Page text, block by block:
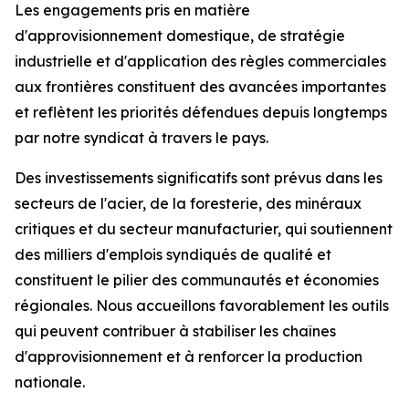
Les engagements pris en matière
d'approvisionnement domestique, de stratégie
industrielle et d'application des règles commerciales
aux frontières constituent des avancées importantes
et reflètent les priorités défendues depuis longtemps
par notre syndicat à travers le pays.
Des investissements significatifs sont prévus dans les
secteurs de l'acier, de la foresterie, des minéraux
critiques et du secteur manufacturier, qui soutiennent
des milliers d'emplois syndiqués de qualité et
constituent le pilier des communautés et économies
régionales. Nous accueillons favorablement les outils
qui peuvent contribuer à stabiliser les chaînes
d'approvisionnement et à renforcer la production
nationale.